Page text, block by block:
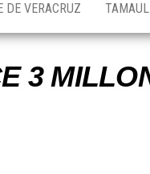
DE VERACRUZ
3